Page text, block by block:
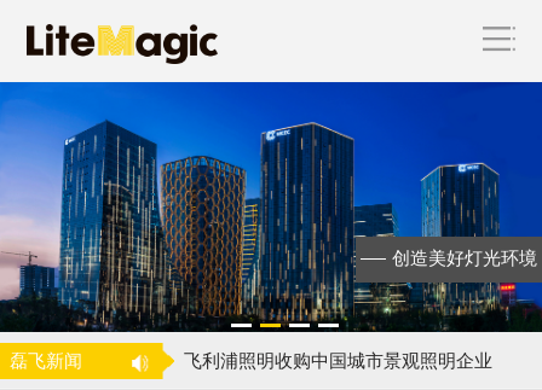
创造美好灯光环境
磊飞新闻
海上花园，魅力厦门 ——磊明再为国际
级会议
昕诺飞完成对磊明科技的收购
飞利浦照明收购中国城市景观照明企业